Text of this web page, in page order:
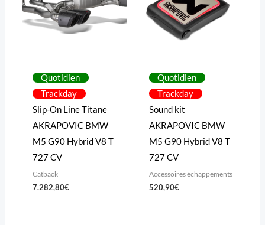
Quotidien
Trackday
Slip-On Line Titane
AKRAPOVIC BMW
M5 G90 Hybrid V8 T
727 CV
Catback
7.282,80€
Quotidien
Trackday
Sound kit
AKRAPOVIC BMW
M5 G90 Hybrid V8 T
727 CV
Accessoires échappements
520,90€